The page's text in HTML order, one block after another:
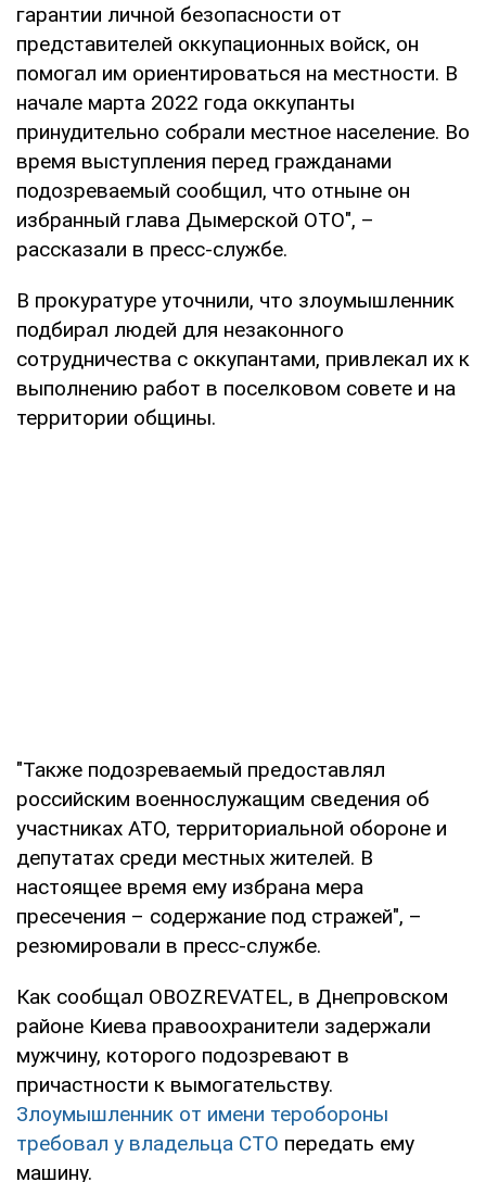
гарантии личной безопасности от
представителей оккупационных войск, он
помогал им ориентироваться на местности. В
начале марта 2022 года оккупанты
принудительно собрали местное население. Во
время выступления перед гражданами
подозреваемый сообщил, что отныне он
избранный глава Дымерской ОТО", –
рассказали в пресс-службе.
В прокуратуре уточнили, что злоумышленник
подбирал людей для незаконного
сотрудничества с оккупантами, привлекал их к
выполнению работ в поселковом совете и на
территории общины.
"Также подозреваемый предоставлял
российским военнослужащим сведения об
участниках АТО, территориальной обороне и
депутатах среди местных жителей. В
настоящее время ему избрана мера
пресечения – содержание под стражей", –
резюмировали в пресс-службе.
Как сообщал OBOZREVATEL, в Днепровском
районе Киева правоохранители задержали
мужчину, которого подозревают в
причастности к вымогательству.
Злоумышленник от имени теробороны
требовал у владельца СТО передать ему
машину.